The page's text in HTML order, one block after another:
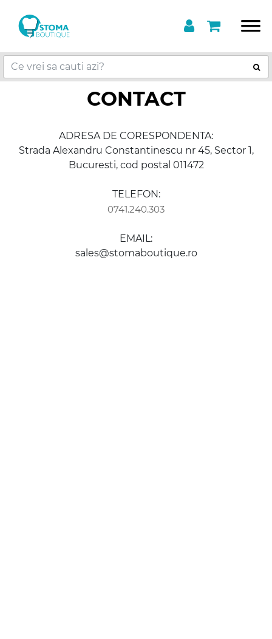
CONTACT
ADRESA DE CORESPONDENTA:
Strada Alexandru Constantinescu nr 45, Sector 1,
Bucuresti, cod postal 011472
TELEFON:
0741.240.303
EMAIL:
sales@stomaboutique.ro